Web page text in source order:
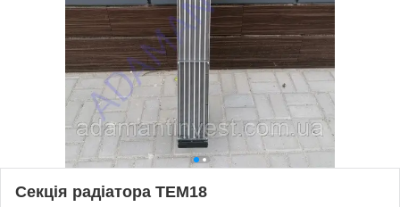
Секція радіатора ТЕМ18